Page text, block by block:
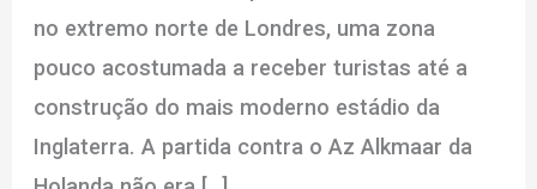
no extremo norte de Londres, uma zona
pouco acostumada a receber turistas até a
construção do mais moderno estádio da
Inglaterra. A partida contra o Az Alkmaar da